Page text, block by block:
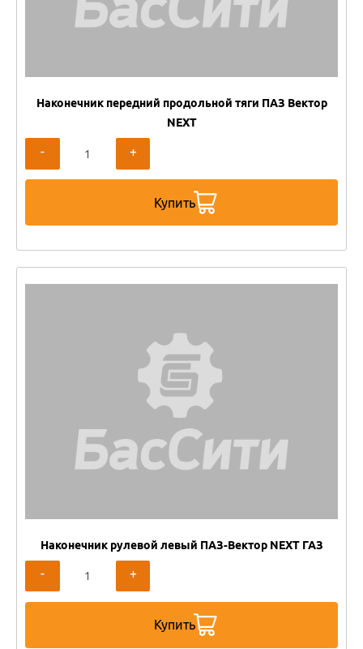
Наконечник передний продольной тяги ПАЗ Вектор
NEXT
- +
Купить
Наконечник рулевой левый ПАЗ-Вектор NEXT ГАЗ
- +
Купить